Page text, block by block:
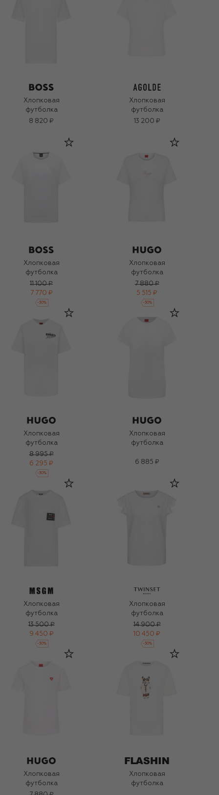
Хлопковая
футболка
8 820 ₽
Хлопковая
футболка
13 200 ₽
Хлопковая
футболка
11 100 ₽
7 770 ₽
-30%
Хлопковая
футболка
7 880 ₽
5 515 ₽
-30%
Хлопковая
футболка
8 995 ₽
6 295 ₽
-30%
Хлопковая
футболка
6 885 ₽
Хлопковая
футболка
13 500 ₽
9 450 ₽
-30%
Хлопковая
футболка
14 900 ₽
10 450 ₽
-30%
Хлопковая
футболка
Хлопковая
футболка